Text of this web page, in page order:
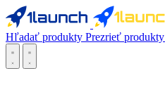
Hľadať produkty Prezrieť produkty